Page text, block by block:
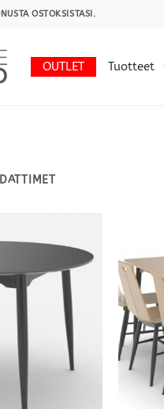
OSTOKSISTASI.
OUTLET Tuotteet